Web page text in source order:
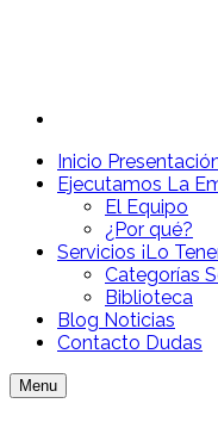
Inicio
Ejecutamos La
El Equipo
¿Por qué?
Servicios ¡Lo
Categorías
Biblioteca
Blog Noticias
Contacto Dudas
Menu